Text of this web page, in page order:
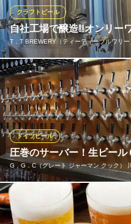
す。豊富なクラフトビールを
T．T BREWERY（ティー
自家醸造クラフトビール
ＪＲ川崎駅 徒歩15分
神奈川県川崎市川崎区富士見1-5-1
自社工場で醸造!!オンリー
T．T BREWERY（ティーティーブルワリ
クラフトビール
当店一番のこだわりは『クラ
場『T.T BREWERY(ティーテ
リジナル醸造のビールをお楽
ませんので、ここでしか飲め
のです。ビール造りは「TOI」
ます♪
T．T BREWERY（ティー
自家醸造クラフトビール
ＪＲ川崎駅東口 徒歩4分
神奈川県川崎市川崎区小川町2-1 美
圧巻のサーバー！生ビール
G．G．C（グレート ジャーマン クック）
ドイツビール
ミュンヘン老舗ビール醸造所
心に６２種類の樽生ビールを